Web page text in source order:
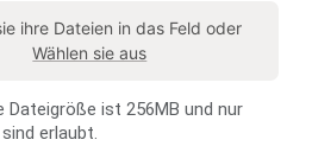
ihre Dateien in das Feld oder
Wählen sie aus
Dateigröße ist 256MB und nur
erlaubt.